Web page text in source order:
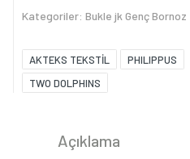
Kategoriler: Bukle jk Genç Bornoz
AKTEKS TEKSTİL
PHILIPPUS
TWO DOLPHINS
Açıklama